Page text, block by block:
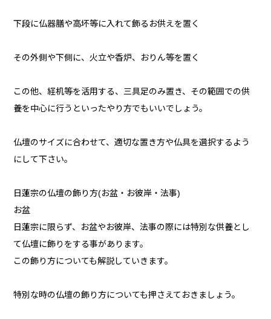
下段に仏器膳や高坏等に入れて飾るお供えを置く
その外側や下側に、火立や香炉、おりん等を置く
この他、経机等を活用する、三具足のみ置き、その範囲での供
養を中心に行うといったやり方でもいいでしょう。
仏壇のサイズに合わせて、適切な置き方や仏具を選択するよう
にして下さい。
日蓮宗の仏壇の飾り方(お盆・お彼岸・法事)
お盆
日蓮宗に限らず、お盆やお彼岸、法事の際には特別な供養とし
て仏壇に飾りをする事があります。
この飾り方についても解説していきます。
特別な時の仏壇の飾り方についても押さえておきましょう。